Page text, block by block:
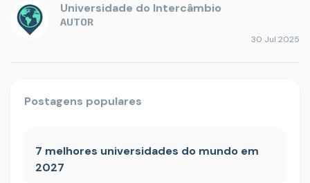
Universidade do Intercâmbio
AUTOR
30 Jul 2025
Postagens populares
7 melhores universidades do mundo em
2027